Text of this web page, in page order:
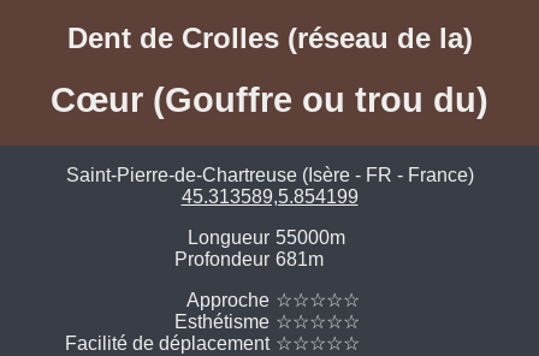
Dent de Crolles (réseau de la)
Cœur (Gouffre ou trou du)
Saint-Pierre-de-Chartreuse (Isère - FR - France)
45.313589,5.854199
Longueur 55000m
Profondeur 681m
Approche ☆☆☆☆☆
Esthétisme ☆☆☆☆☆
Facilité de déplacement ☆☆☆☆☆